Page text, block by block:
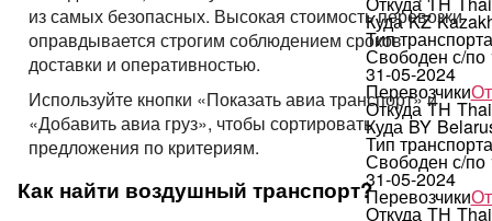
Куда KZ
Тип транспорта
Свободен с/по
31-05-2024
Перевозчики
Откуда TH
Куда BY
Тип транспорта
Свободен с/по
31-05-2024
Перевозчики
Откуда TH
из самых безопасных. Высокая стоимость перевозки
оправдывается строгим соблюдением сроков
доставки и оперативностью.
Используйте кнопки «Показать авиа транспорт» и
«Добавить авиа груз», чтобы сортировать
предложения по критериям.
Как найти воздушный транспорт?